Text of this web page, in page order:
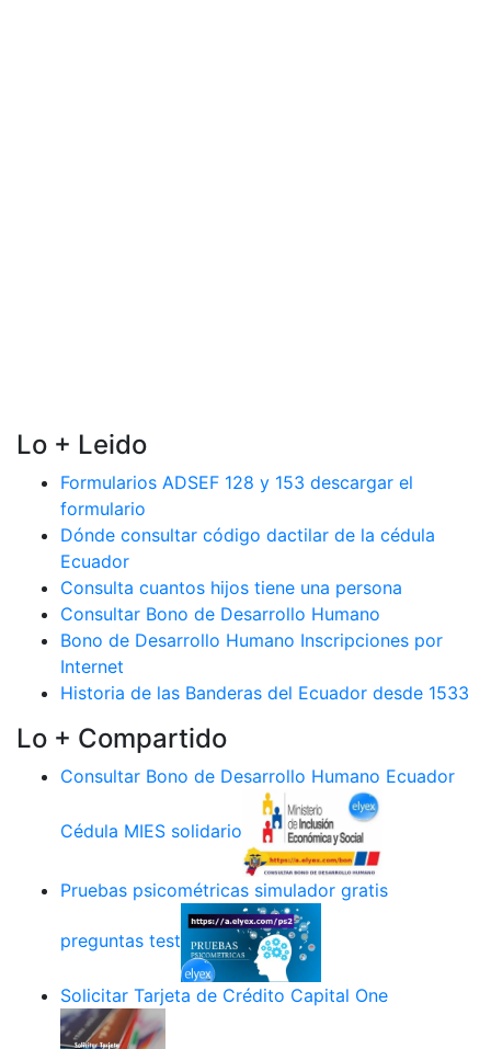
Lo + Leido
Formularios ADSEF 128 y 153 descargar el
formulario
Dónde consultar código dactilar de la cédula
Ecuador
Consulta cuantos hijos tiene una persona
Consultar Bono de Desarrollo Humano
Bono de Desarrollo Humano Inscripciones por
Internet
Historia de las Banderas del Ecuador desde 1533
Lo + Compartido
Consultar Bono de Desarrollo Humano Ecuador
Cédula MIES solidario
Pruebas psicométricas simulador gratis
preguntas test
Solicitar Tarjeta de Crédito Capital One